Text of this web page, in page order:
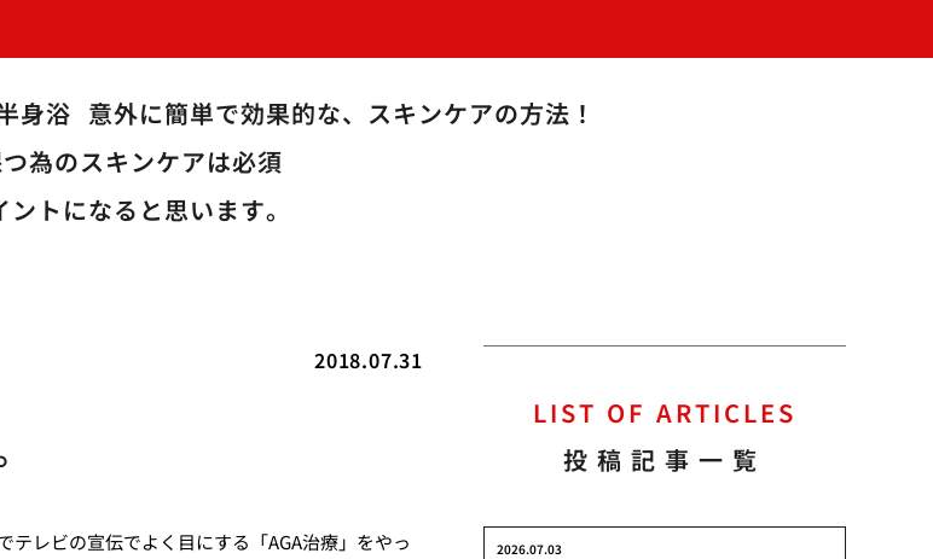
身浴 意外に簡単で効果的な、スキンケアの方法！
為のスキンケアは必須
トになると思います。
2018.07.31
レビの宣伝でよく目にする「AGA治療」をやっ
LIST OF ARTICLES
投稿記事一覧
2026.07.03